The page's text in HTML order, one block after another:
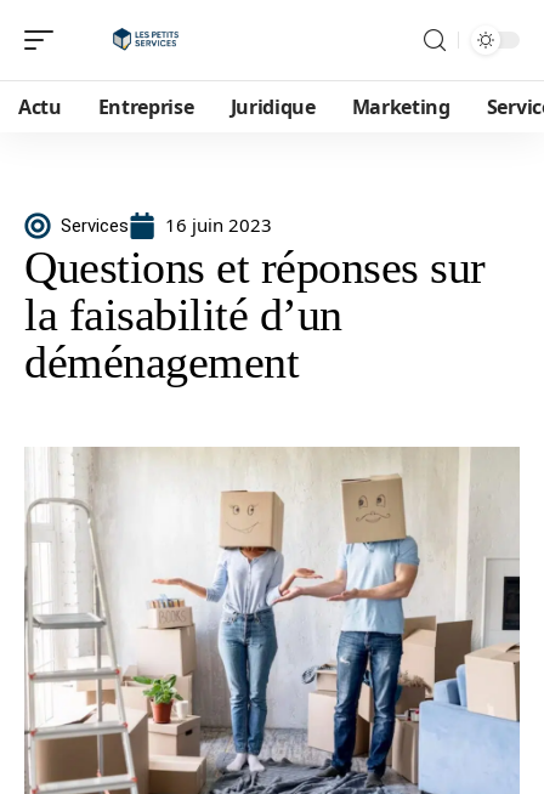
Actu Entreprise Juridique Marketing
Services 16 juin 2023
Questions et réponses sur
la faisabilité d’un
déménagement